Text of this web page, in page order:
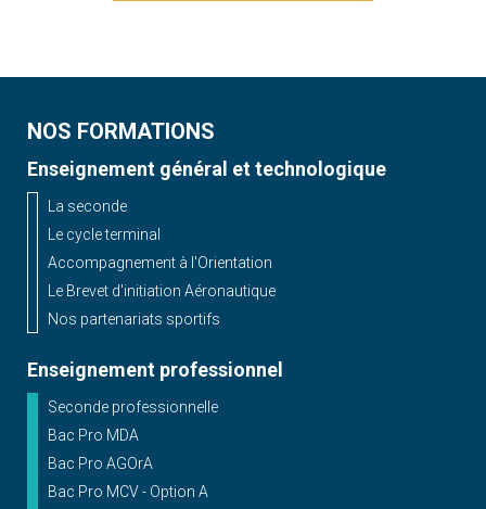
NOS FORMATIONS
Enseignement général et technologique
La seconde
Le cycle terminal
Accompagnement à l'Orientation
Le Brevet d'initiation Aéronautique
Nos partenariats sportifs
Enseignement professionnel
Seconde professionnelle
Bac Pro MDA
Bac Pro AGOrA
Bac Pro MCV - Option A